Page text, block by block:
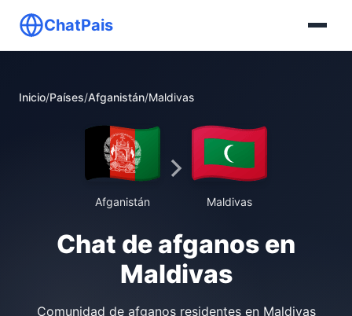
ChatPais
Inicio/Países/Afganistán/Maldivas
Afganistán Maldivas
Chat de afganos en
Maldivas
Comunidad de afganos residentes en Maldivas